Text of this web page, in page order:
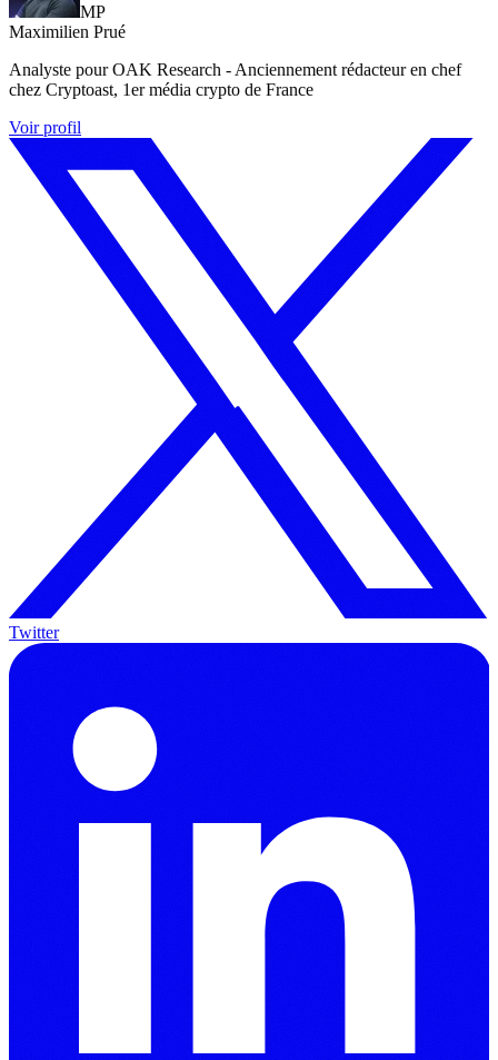
MP
Maximilien Prué
Analyste pour OAK Research - Anciennement rédacteur en chef
chez Cryptoast, 1er média crypto de France
Voir profil
Twitter